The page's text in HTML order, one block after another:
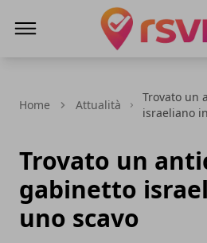
Home Attualità
Trovato un
israeliano
Trovato un
gabinetto
uno scavo